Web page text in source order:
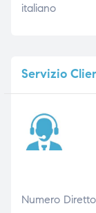
italiano
Servizio
Numero